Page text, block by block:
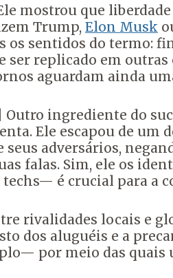
mostrou que
Trump, Elon Musk
os sentidos do termo:
ser replicado em
aguardam ainda
| Outro ingrediente do
Ele escapou de
seus adversários,
falas. Sim, ele os
techs— é crucial para a
rivalidades locais e
dos aluguéis e a
por meio das quais